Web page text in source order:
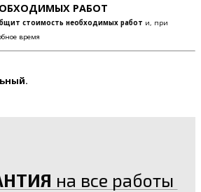
РАБОТ
стоимость необходимых работ и, при
время
на все работы